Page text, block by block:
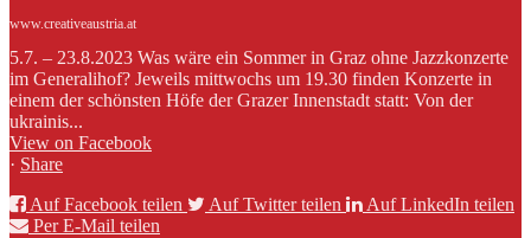
www.creativeaustria.at
5.7. – 23.8.2023 Was wäre ein Sommer in Graz ohne Jazzkonzerte
im Generalihof? Jeweils mittwochs um 19.30 finden Konzerte in
einem der schönsten Höfe der Grazer Innenstadt statt: Von der
ukrainis...
View on Facebook
· Share
Auf Facebook teilen
Auf Twitter teilen
Auf LinkedIn teilen
Per E-Mail teilen